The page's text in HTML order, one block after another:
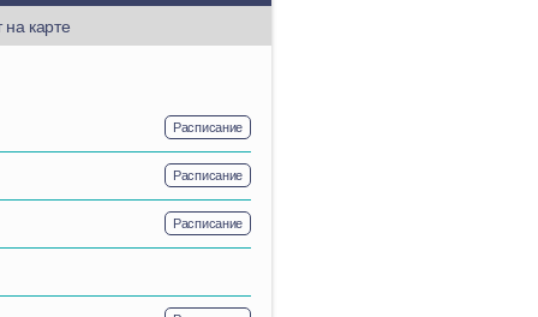
карте
Расписание
Расписание
Расписание